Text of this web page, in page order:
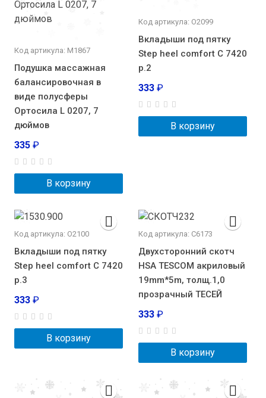
Код артикула: М1867
Подушка массажная
балансировочная в
виде полусферы
Ортосила L 0207, 7
дюймов
335 ₽
В корзину
Код артикула: О2099
Вкладыши под пятку
Step heel comfort С 7420
р.2
333 ₽
В корзину
Код артикула: О2100
Вкладыши под пятку
Step heel comfort С 7420
р.3
333 ₽
В корзину
Код артикула: С6173
Двухсторонний скотч
HSA TESCOM акриловый
19mm*5m, толщ.1,0
прозрачный ТЕСЕЙ
333 ₽
В корзину